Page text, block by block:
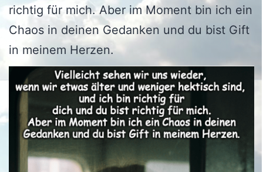
richtig für mich. Aber im Moment bin ich ein
Chaos in deinen Gedanken und du bist Gift
in meinem Herzen.